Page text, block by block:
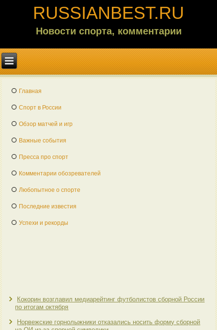
RUSSIANBEST.RU
Новости спорта, комментарии
Главная
Спорт в России
Обзор матчей и игр
Важные события
Пресса про спорт
Комментарии обозревателей
Любопытное о спорте
Последние известия
Успехи и рекорды
Кокорин возглавил медиарейтинг футболистов сборной России
по итогам октября
Норвежские горнолыжники отказались носить форму сборной